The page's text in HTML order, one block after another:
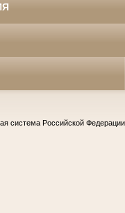
система Российской